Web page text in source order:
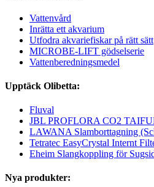
Vattenvård
Inrätta ett akvarium
Utfodra akvariefiskar på rätt sätt
MICROBE-LIFT gödselserie
Vattenberedningsmedel
Upptäck Olibetta:
Fluval
JBL PROFLORA CO2
LAWANA Slamborttagning
Tetratec EasyCrystal Internt
Eheim Slangkoppling för
Nya produkter: